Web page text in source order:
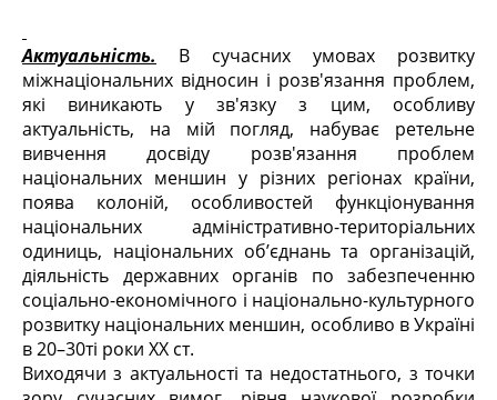
Актуальність. В сучасних умовах розвитку
міжнаціональних відносин і розв'язання проблем,
які виникають у зв'язку з цим, особливу
актуальність, на мій погляд, набуває ретельне
вивчення досвіду розв'язання проблем
національних меншин у різних регіонах країни,
поява колоній, особливостей функціонування
національних адміністративно-територіальних
одиниць, національних об’єднань та організацій,
діяльність державних органів по забезпеченню
соціально-економічного і національно-культурного
розвитку національних меншин, особливо в Україні
в 20–30ті роки ХХ ст.
Виходячи з актуальності та недостатнього, з точки